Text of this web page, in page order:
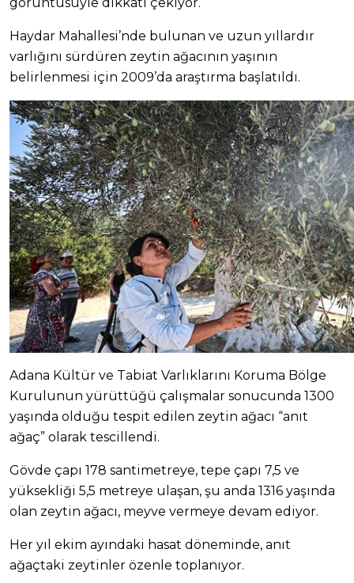
Haydar Mahallesi’nde bulunan ve uzun yıllardır
varlığını sürdüren zeytin ağacının yaşının
belirlenmesi için 2009’da araştırma başlatıldı.
Adana Kültür ve Tabiat Varlıklarını Koruma Bölge
Kurulunun yürüttüğü çalışmalar sonucunda 1300
yaşında olduğu tespit edilen zeytin ağacı “anıt
ağaç” olarak tescillendi.
Gövde çapı 178 santimetreye, tepe çapı 7,5 ve
yüksekliği 5,5 metreye ulaşan, şu anda 1316 yaşında
olan zeytin ağacı, meyve vermeye devam ediyor.
Her yıl ekim ayındaki hasat döneminde, anıt
ağaçtaki zeytinler özenle toplanıyor.